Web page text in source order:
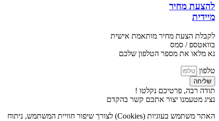
להצעת מחיר
מיידית
לקבלת הצעת מחיר מותאמת אישית
בוואטספ / סמס
נא מלאו את מספר הטלפון שלכם
טלפון
שליחה
תודה רבה, פרטיכם נקלטו !
נציג מטעמנו יצור אתכם קשר בהקדם
האתר משתמש בעוגיות (Cookies) לצורך שיפור חוויית המשתמש, ניתוח